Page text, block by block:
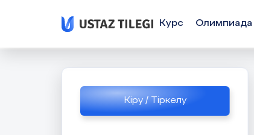
Кіру / Тіркелу
Курс Олимпиада